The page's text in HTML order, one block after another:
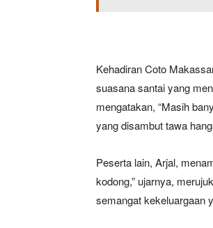
Kehadiran Coto
suasana santai yang
mengatakan, “Masih
yang disambut tawa
Peserta lain, Arjal,
kodong,” ujarnya,
semangat kekeluargaan